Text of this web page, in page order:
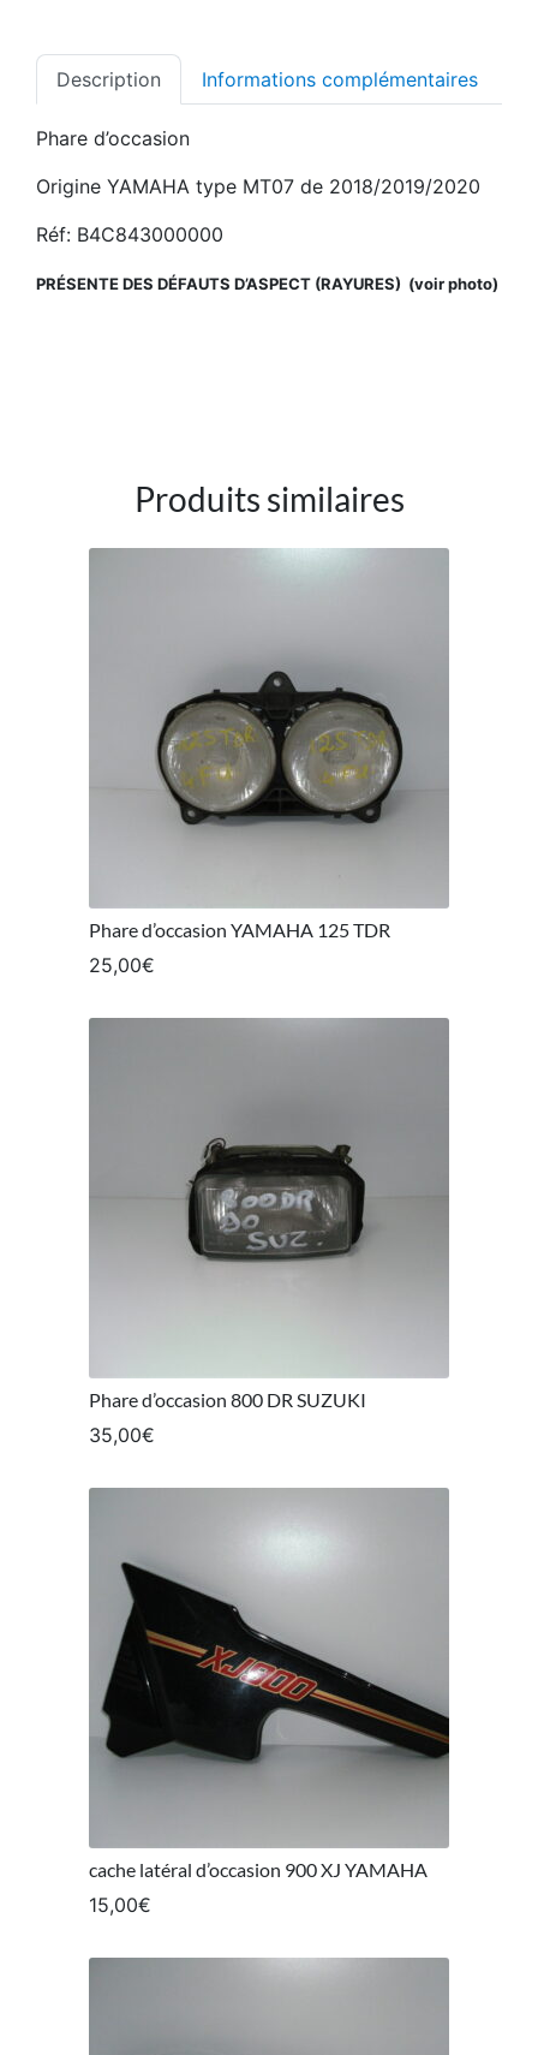
Description Informations complémentaires
Phare d’occasion
Origine YAMAHA type MT07 de 2018/2019/2020
Réf: B4C843000000
PRÉSENTE DES DÉFAUTS D’ASPECT (RAYURES) (voir photo)
Produits similaires
Phare d’occasion YAMAHA 125 TDR
25,00€
Phare d’occasion 800 DR SUZUKI
35,00€
cache latéral d’occasion 900 XJ YAMAHA
15,00€